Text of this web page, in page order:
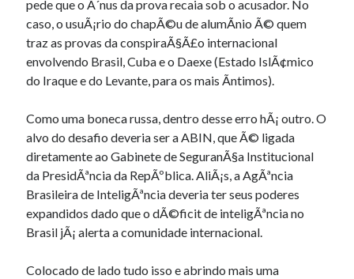
pede que o Ã´nus da prova recaia sob o acusador. No
caso, o usuÃ¡rio do chapÃ©u de alumÃ­nio Ã© quem
traz as provas da conspiraÃ§Ã£o internacional
envolvendo Brasil, Cuba e o Daexe (Estado IslÃ¢mico
do Iraque e do Levante, para os mais Ã­ntimos).
Como uma boneca russa, dentro desse erro hÃ¡ outro. O
alvo do desafio deveria ser a ABIN, que Ã© ligada
diretamente ao Gabinete de SeguranÃ§a Institucional
da PresidÃªncia da RepÃºblica. AliÃ¡s, a AgÃªncia
Brasileira de InteligÃªncia deveria ter seus poderes
expandidos dado que o dÃ©ficit de inteligÃªncia no
Brasil jÃ¡ alerta a comunidade internacional.
Colocado de lado tudo isso e abrindo mais uma